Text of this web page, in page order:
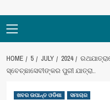
Menu
HOME 5 JULY 2024
ସ୍ବେଚ୍ଛାସେବୀଙ୍କର ପୁରୀ ଯାତ୍ରା..
ଖବର ଉପାନ୍ତ ଓଡିଶା ସମାଚାର